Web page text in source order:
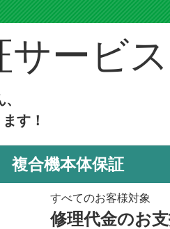
サービス
す！
複合機本体保証
すべてのお客様対象
修理代金のお